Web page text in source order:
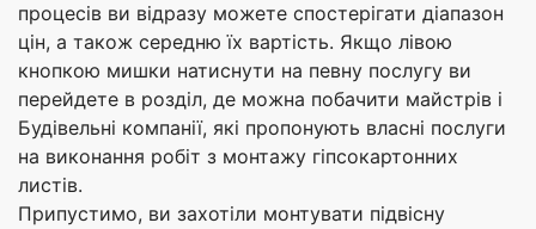
процесів ви відразу можете спостерігати діапазон
цін, а також середню їх вартість. Якщо лівою
кнопкою мишки натиснути на певну послугу ви
перейдете в розділ, де можна побачити майстрів і
Будівельні компанії, які пропонують власні послуги
на виконання робіт з монтажу гіпсокартонних
листів.
Припустимо, ви захотіли монтувати підвісну